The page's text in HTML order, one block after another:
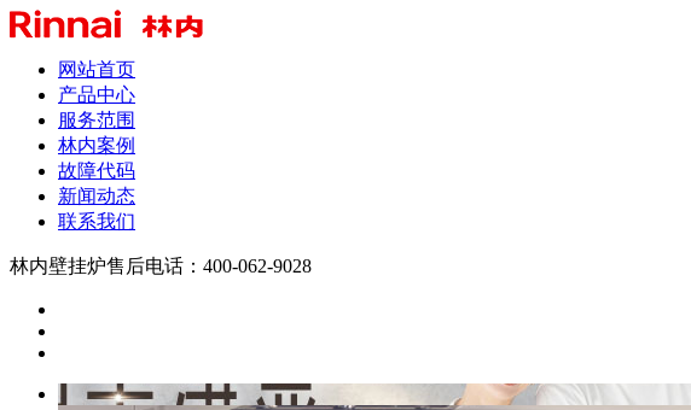
网站首页
产品中心
服务范围
林内案例
故障代码
新闻动态
联系我们
林内壁挂炉售后电话：400-062-9028